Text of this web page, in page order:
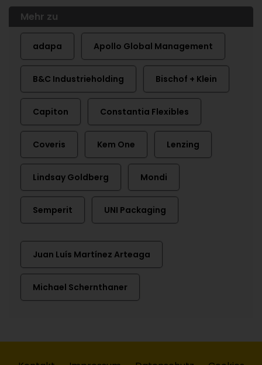
Mehr zu
adapa Apollo Global Management
B&C Industrieholding Bischof + Klein
Capiton Constantia Flexibles
Coveris Kem One Lenzing
Lindsay Goldberg Mondi
Semperit UNI Packaging
Juan Luís Martínez Arteaga
Michael Schernthaner